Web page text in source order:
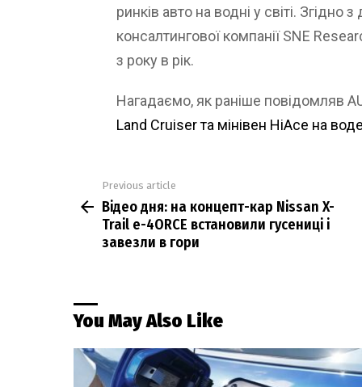
ринків авто на водні у світі. Згідно
консалтингової компанії SNE
з року в рік.
Нагадаємо, як раніше повідомляв
Land Cruiser та мінівен HiAce на
more
Previous article
Відео дня: на концепт-кар Nissan X-
Trail e-4ORCE встановили гусениці і
завезли в гори
You May Also Like